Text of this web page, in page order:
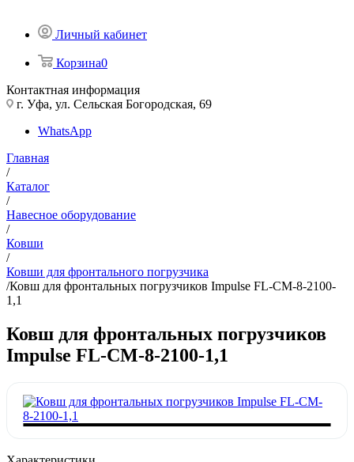
Личный кабинет
Корзина0
Контактная информация
г. Уфа, ул. Сельская Богородская, 69
WhatsApp
Главная
/
Каталог
/
Навесное оборудование
/
Ковши
/
Ковши для фронтального погрузчика
/Ковш для фронтальных погрузчиков Impulse FL-CM-8-2100-
1,1
Ковш для фронтальных погрузчиков
Impulse FL-CM-8-2100-1,1